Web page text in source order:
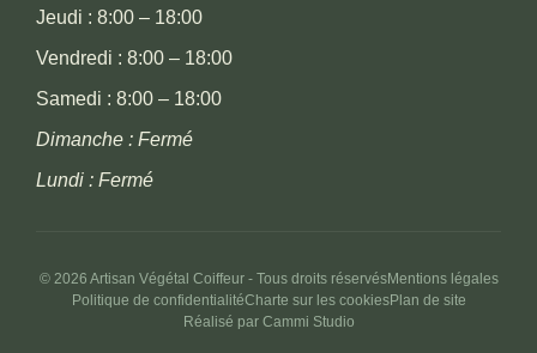
Jeudi : 8:00 – 18:00
Vendredi : 8:00 – 18:00
Samedi : 8:00 – 18:00
Dimanche : Fermé
Lundi : Fermé
© 2026 Artisan Végétal Coiffeur - Tous droits réservésMentions légales
Politique de confidentialitéCharte sur les cookiesPlan de site
Réalisé par Cammi Studio